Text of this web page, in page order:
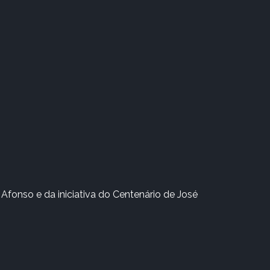
e da iniciativa do Centenário de José